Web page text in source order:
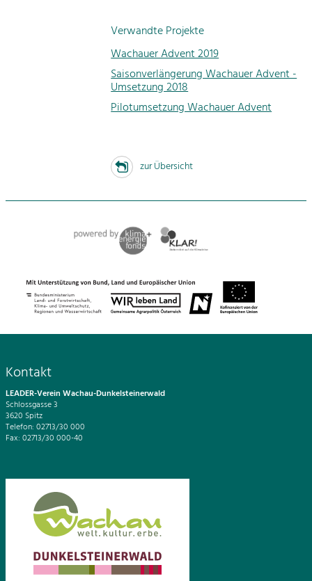
Verwandte Projekte
Wachauer Advent 2019
Saisonverlängerung Wachauer Advent -
Umsetzung 2018
Pilotumsetzung Wachauer Advent
zur Übersicht
Kontakt
LEADER-Verein Wachau-Dunkelsteinerwald
Schlossgasse 3
3620 Spitz
Telefon: 02713/30 000
Fax: 02713/30 000-40